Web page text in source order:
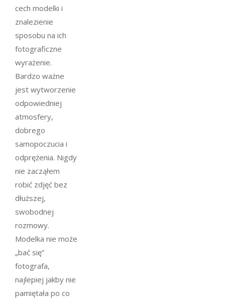
cech modelki i
znalezienie
sposobu na ich
fotograficzne
wyrażenie.
Bardzo ważne
jest wytworzenie
odpowiedniej
atmosfery,
dobrego
samopoczucia i
odprężenia. Nigdy
nie zacząłem
robić zdjęć bez
dłuższej,
swobodnej
rozmowy.
Modelka nie może
„bać się”
fotografa,
najlepiej jakby nie
pamiętała po co